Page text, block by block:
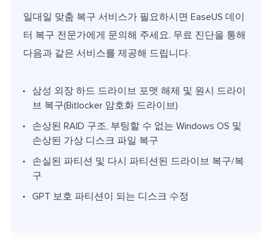
일대일 맞춤 복구 서비스가 필요하시면 EaseUS 데이
터 복구 전문가에게 문의해 주세요. 무료 진단을 통해
다음과 같은 서비스를 제공해 드립니다.
삼성 외장 하드 드라이브 포맷 해제 및 원시 드라이
브 복구(Bitlocker 암호화 드라이브)
손상된 RAID 구조, 부팅할 수 없는 Windows OS 및
손상된 가상 디스크 파일 복구
손실된 파티션 및 다시 파티션된 드라이브 복구/복
구
GPT 보호 파티션이 되는 디스크 수정